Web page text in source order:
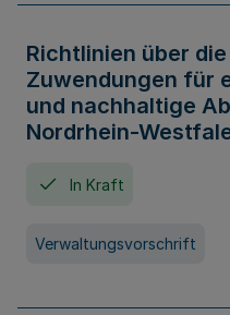
Richtlinien über
Zuwendungen für
und nachhaltige
Nordrhein-
In Kraft
Verwaltungsvorschrift